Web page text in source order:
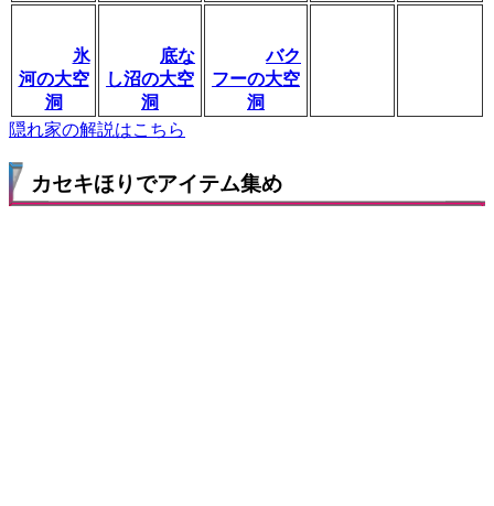
氷
河の大空
洞
底な
し沼の大空
洞
バク
フーの大空
洞
隠れ家の解説はこちら
カセキほりでアイテム集め